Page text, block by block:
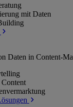
mit Daten
Daten in Content-